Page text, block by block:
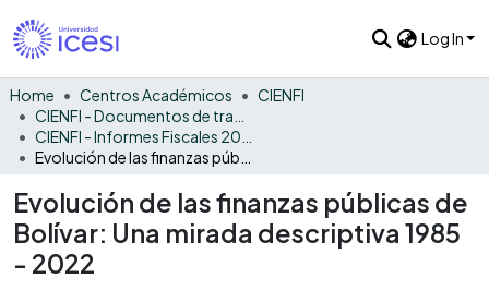
Log In
Home Centros Académicos
CIENFI
Evolución de las finanzas públicas de
Bolívar: Una mirada descriptiva 1985
- 2022